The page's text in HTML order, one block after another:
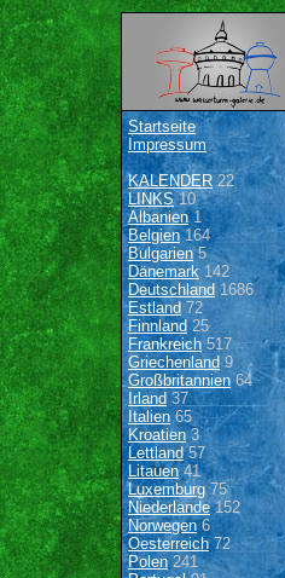
Startseite
Impressum
KALENDER22
LINKS10
Albanien1
Belgien164
Bulgarien 5
Dänemark142
Deutschland 1686
Estland 72
Finnland 25
Frankreich517
Griechenland9
Großbritannien64
Irland 37
Italien65
Kroatien3
Lettland57
Litauen41
Luxemburg 75
Niederlande152
Norwegen6
Oesterreich72
Polen 241